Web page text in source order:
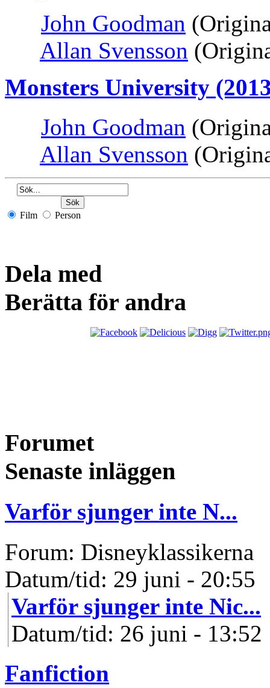
John Goodman
Allan Svensson
Monsters University
John Goodman
Allan Svensson
Film Person
Dela med
Berätta för andra
Forumet
Senaste inläggen
Varför sjunger inte N...
Forum: Disneyklassikerna
Datum/tid: 29 juni - 20:55
Varför sjunger inte Nic...
Datum/tid: 26 juni - 13:52
Fanfiction